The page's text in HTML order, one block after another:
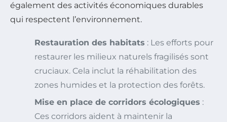
également des activités économiques durables
qui respectent l’environnement.
Restauration des habitats : Les efforts pour
restaurer les milieux naturels fragilisés sont
cruciaux. Cela inclut la réhabilitation des
zones humides et la protection des forêts.
Mise en place de corridors écologiques :
Ces corridors aident à maintenir la